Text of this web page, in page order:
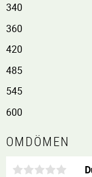
340
360
420
485
545
600
OMDÖMEN